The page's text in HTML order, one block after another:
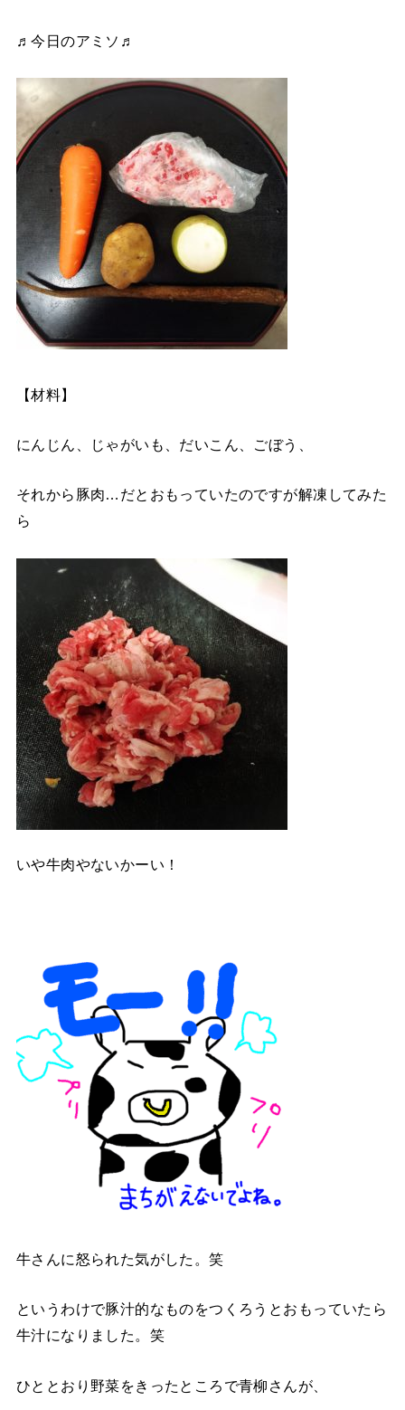
♬今日のアミソ♬
【材料】
にんじん、じゃがいも、だいこん、ごぼう、
それから豚肉…だとおもっていたのですが解凍してみた
ら
いや牛肉やないかーい！
牛さんに怒られた気がした。笑
というわけで豚汁的なものをつくろうとおもっていたら
牛汁になりました。笑
ひととおり野菜をきったところで青柳さんが、